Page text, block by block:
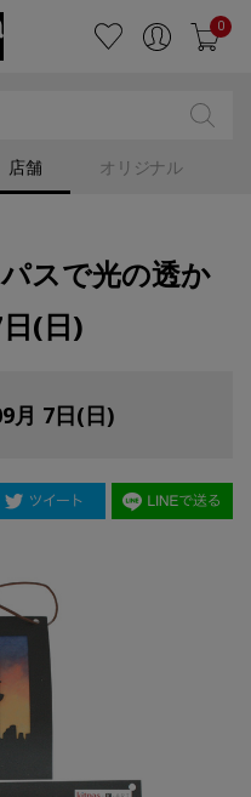
0
店舗 オリジナル
スで光の透か
(日)
月 7日(日)